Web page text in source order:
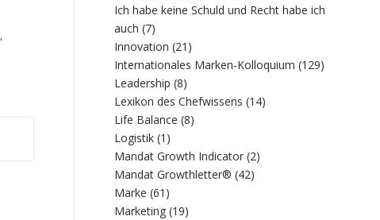
,
Ich habe keine Schuld und Recht habe ich
auch (7)
Innovation (21)
Internationales Marken-Kolloquium (129)
Leadership (8)
Lexikon des Chefwissens (14)
Life Balance (8)
Logistik (1)
Mandat Growth Indicator (2)
Mandat Growthletter® (42)
Marke (61)
Marketing (19)